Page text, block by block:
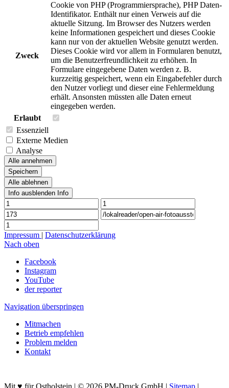
Zweck
Cookie von PHP (Programmiersprache), PHP Daten-
Identifikator. Enthält nur einen Verweis auf die
aktuelle Sitzung. Im Browser des Nutzers werden
keine Informationen gespeichert und dieses Cookie
kann nur von der aktuellen Website genutzt werden.
Dieses Cookie wird vor allem in Formularen benutzt,
um die Benutzerfreundlichkeit zu erhöhen. In
Formulare eingegebene Daten werden z. B.
kurzzeitig gespeichert, wenn ein Eingabefehler durch
den Nutzer vorliegt und dieser eine Fehlermeldung
erhält. Ansonsten müssten alle Daten erneut
eingegeben werden.
Erlaubt
Essenziell
Externe Medien
Analyse
Alle annehmen
Speichern
Alle ablehnen
Info ausblenden Info
Impressum | Datenschutzerklärung
Nach oben
Facebook
Instagram
YouTube
der reporter
Navigation überspringen
Mitmachen
Betrieb empfehlen
Problem melden
Kontakt